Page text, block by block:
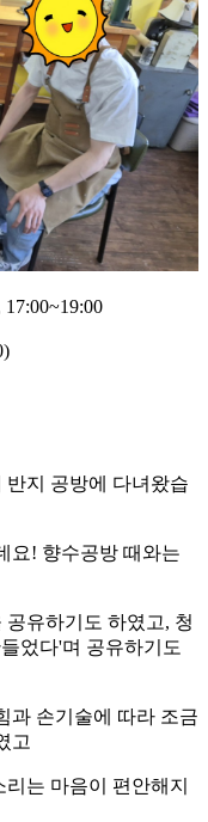
반지 공방에 다녀왔습
요! 향수공방 때와는
유하기도 하였고, 청
었다'며 공유하기도
과 손기술에 따라 조금
고
는 마음이 편안해지